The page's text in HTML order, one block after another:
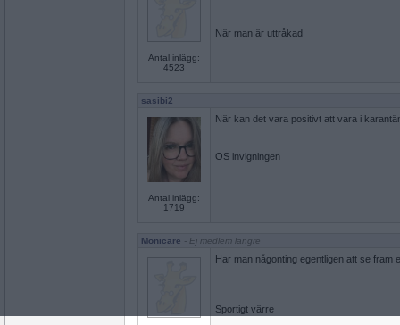
Antal inlägg:
4523
När man är uttråkad
sasibi2
Antal inlägg:
1719
När kan det vara positivt att vara i
OS invigningen
Monicare - Ej medlem längre
Har man någonting egentligen att se fram
Sportigt värre